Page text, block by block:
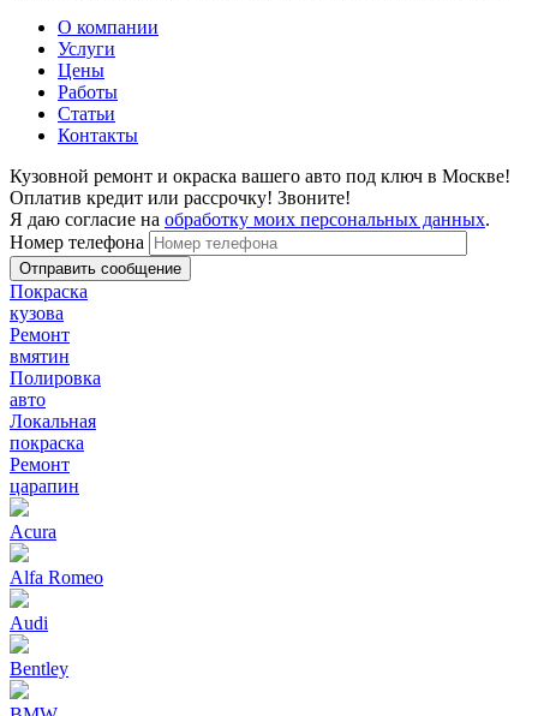
О компании
Услуги
Цены
Работы
Статьи
Контакты
Кузовной ремонт и окраска вашего авто под ключ в Москве!
Оплатив кредит или рассрочку! Звоните!
Я даю согласие на обработку моих персональных данных.
Номер телефона
Покраска
кузова
Ремонт
вмятин
Полировка
авто
Локальная
покраска
Ремонт
царапин
Acura
Alfa Romeo
Audi
Bentley